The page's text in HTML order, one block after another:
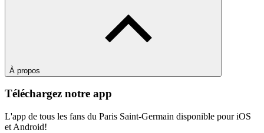
À propos
Téléchargez notre app
L'app de tous les fans du Paris Saint-Germain disponible pour iOS
et Android!